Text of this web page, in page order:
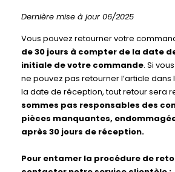
Dernière mise à jour 06/2025
Vous pouvez retourner votre
de 30 jours à compter de la date
initiale de votre commande. Si
ne pouvez pas retourner l’article dans
la date de réception, tout retour sera
sommes pas responsables des
pièces manquantes,
après 30 jours de réception.
Pour entamer la procédure de